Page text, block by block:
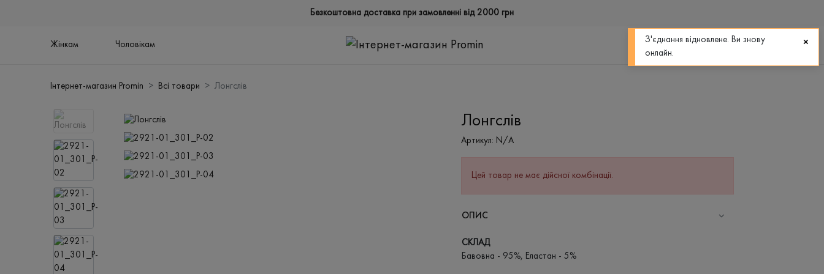
Безкоштовна доставка при замовленні від 2000 грн
Жінкам Чоловікам
0
Інтернет-магазин Promin Всі товари Лонгслів
Лонгслів
Артикул: N/A
Цей товар не має дійсної комбінації.
ОПИС
СКЛАД
Бавовна - 95%, Еластан - 5%
З'єднання відновлене. Ви знову
онлайн.